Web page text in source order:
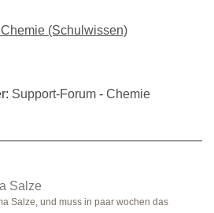
(Schulwissen)
Support-Forum - Chemie
Salze
Salze, und muss in paar wochen das